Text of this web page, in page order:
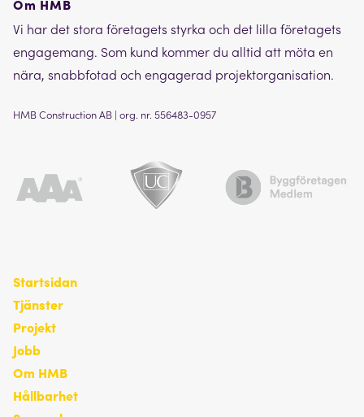
Om HMB
Vi har det stora företagets styrka och det lilla företagets
engagemang. Som kund kommer du alltid att möta en
nära, snabbfotad och engagerad projektorganisation.
HMB Construction AB | org. nr. 556483-0957
Startsidan
Tjänster
Projekt
Jobb
Om HMB
Hållbarhet